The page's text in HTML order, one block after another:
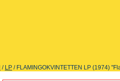
/ LP / FLAMINGOKVINTETTEN LP (1974)